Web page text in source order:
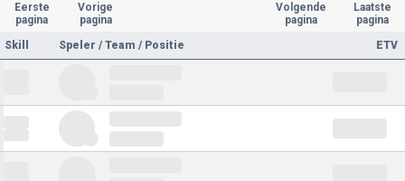
Eerste
pagina
Vorige
pagina
Volgende
pagina
Laatste
pagina
Skill
Speler / Team / Positie ETV